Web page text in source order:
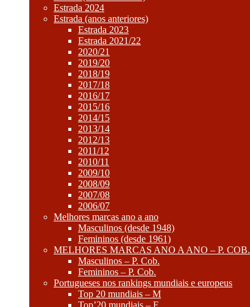
Estrada 2024
Estrada (anos anteriores)
Estrada 2023
Estrada 2021/22
2020/21
2019/20
2018/19
2017/18
2016/17
2015/16
2014/15
2013/14
2012/13
2011/12
2010/11
2009/10
2008/09
2007/08
2006/07
Melhores marcas ano a ano
Masculinos (desde 1948)
Femininos (desde 1961)
MELHORES MARCAS ANO A ANO – P. COB.
Masculinos – P. Cob.
Femininos – P. Cob.
Portugueses nos rankings mundiais e europeus
Top 20 mundiais – M
Top’20 mundiais – F